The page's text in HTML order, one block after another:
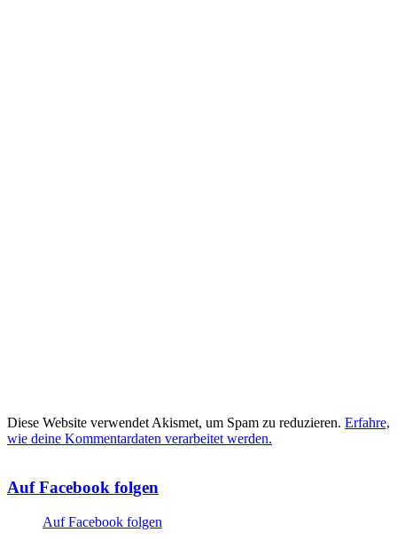
Diese Website verwendet Akismet, um Spam zu reduzieren. Erfahre,
wie deine Kommentardaten verarbeitet werden.
Auf Facebook folgen
Auf Facebook folgen